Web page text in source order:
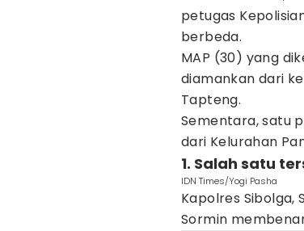
petugas
berbeda.
MAP (30) yang
diamankan dari
Tapteng.
Sementara, satu
dari Kelurahan
1. Salah satu
IDN Times/Yogi Pasha
Kapolres Sibolga,
Sormin